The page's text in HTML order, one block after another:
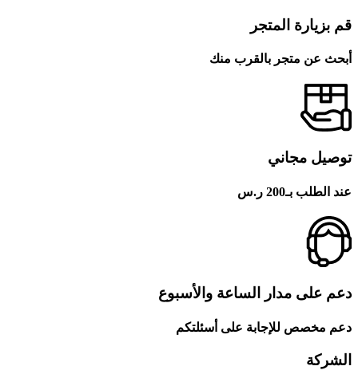
قم بزيارة المتجر
أبحث عن متجر بالقرب منك
توصيل مجاني
عند الطلب بـ200 ر.س
دعم على مدار الساعة والأسبوع
دعم مخصص للإجابة على أسئلتكم
الشركة